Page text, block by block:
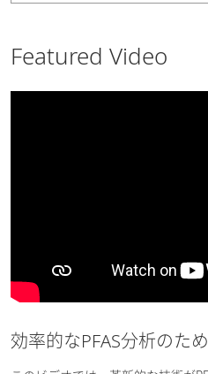
Featured Video
効率的なPFAS分析のた